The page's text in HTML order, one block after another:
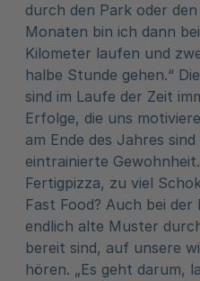
durch den Park oder
Monaten bin ich dann
Kilometer laufen und
halbe Stunde gehen.“
sind im Laufe der Zeit
Erfolge, die uns
am Ende des Jahres
eintrainierte Gewohnheit.
Fertigpizza, zu viel
Fast Food? Auch bei
endlich alte Muster
bereit sind, auf unsere
hören. „Es geht darum,